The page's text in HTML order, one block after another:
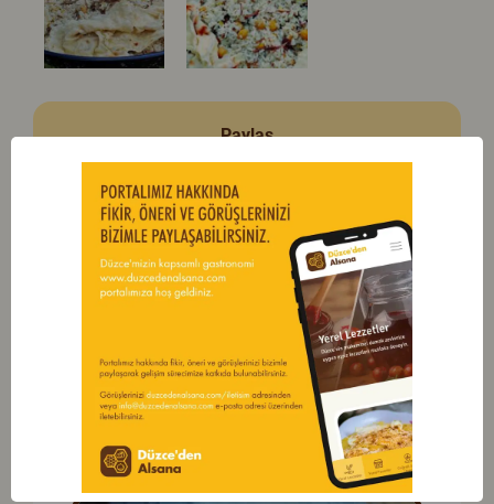
Paylaş
Keşfedilecek Daha Çok Yer Var...
Daha Fazlasını Keşfet